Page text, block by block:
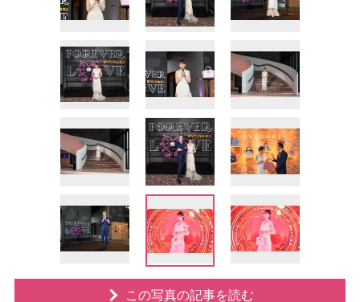
この写真の記事を読む